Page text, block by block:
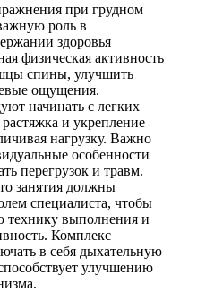
при грудном
роль в
здоровья
физическая активность
спины, улучшить
ощущения.
начинать с легких
и укрепление
нагрузку. Важно
особенности
перегрузок и травм.
занятия должны
специалиста, чтобы
технику выполнения и
Комплекс
в себя дыхательную
улучшению